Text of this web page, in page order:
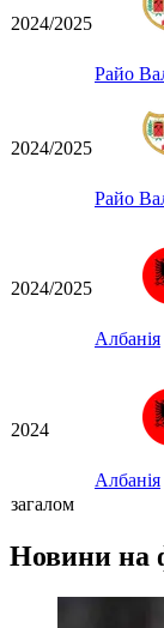
2024/2025
Райо
2024/2025
Райо
2024/2025
Албанія
2024
Албанія
загалом
Новини на